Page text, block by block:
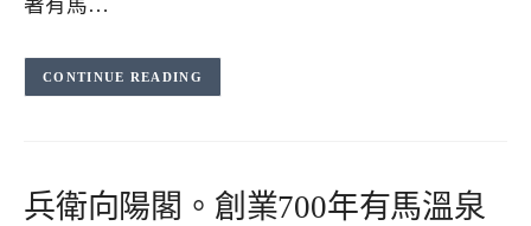
CONTINUE READING
兵衛向陽閣。創業700年有馬溫泉